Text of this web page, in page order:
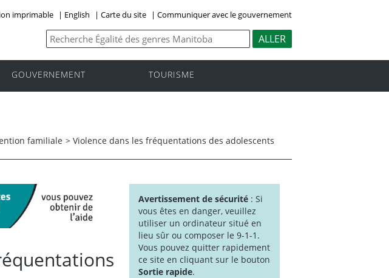
imprimable | English | Carte du site | Communiquer avec le gouvernement
GOUVERNEMENT TOURISME
familiale > Violence dans les fréquentations des adolescents
Avertissement de sécurité: Si
vous êtes en danger, veuillez
utiliser un ordinateur situé en
lieu sûr ou composer le 9-1-1.
Vous pouvez quitter rapidement
ce site en cliquant sur le bouton
Sortie rapide.